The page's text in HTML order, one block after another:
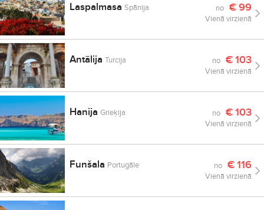
LaspalmasaSpānija no €99
Vienā virzienā
AntālijaTurcija no €103
Vienā virzienā
HanijaGrieķija no €103
Vienā virzienā
Funšala Portugāle no €116
Vienā virzienā